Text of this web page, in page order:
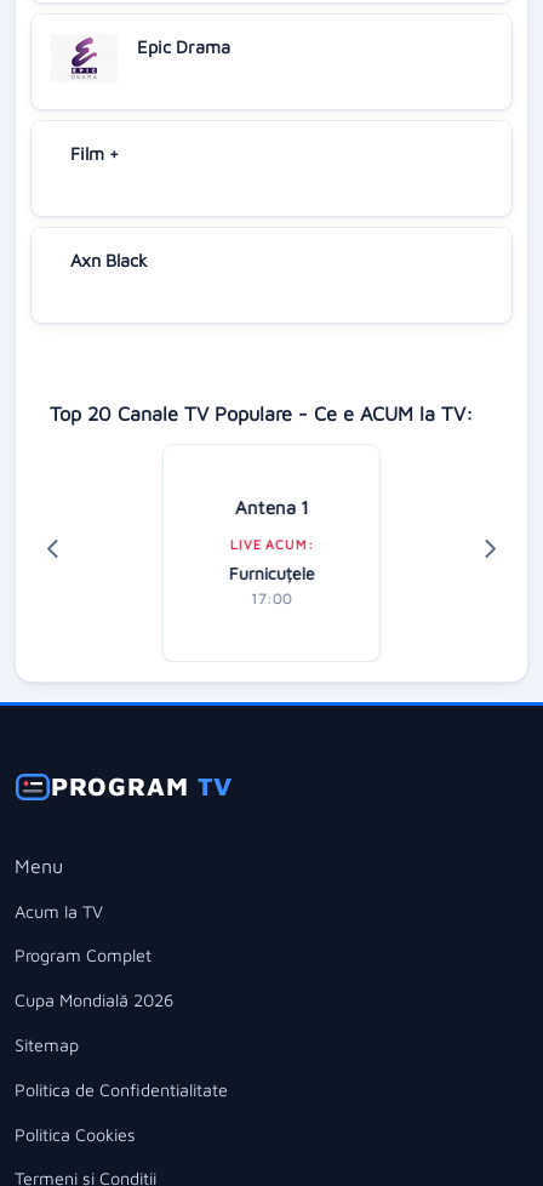
Epic Drama
Film +
Axn Black
Top 20 Canale TV Populare - Ce e ACUM la TV:
Antena 1
LIVE ACUM:
Furnicuțele
17:00
PROGRAMTV
Menu
Acum la TV
Program Complet
Cupa Mondială 2026
Sitemap
Politica de Confidentialitate
Politica Cookies
Termeni si Conditii